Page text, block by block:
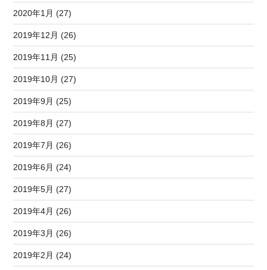
2020年1月 (27)
2019年12月 (26)
2019年11月 (25)
2019年10月 (27)
2019年9月 (25)
2019年8月 (27)
2019年7月 (26)
2019年6月 (24)
2019年5月 (27)
2019年4月 (26)
2019年3月 (26)
2019年2月 (24)